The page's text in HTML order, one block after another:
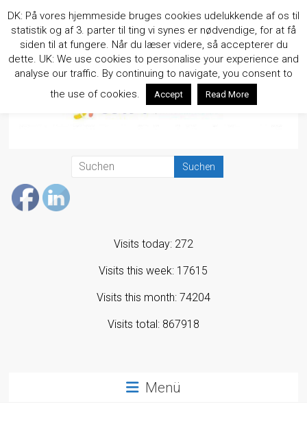
Inhalt
springen
Visits today: 272
Visits this week: 17615
Visits this month: 74204
Visits total: 867918
Menü
DK: På vores hjemmeside bruges cookies udelukkende af os til
statistik og af 3. parter til ting vi synes er nødvendige, for at få
siden til at fungere. Når du læser videre, så accepterer du
dette. UK: We use cookies to personalise your experience and
analyse our traffic. By continuing to navigate, you consent to
the use of cookies.
Accept Read More